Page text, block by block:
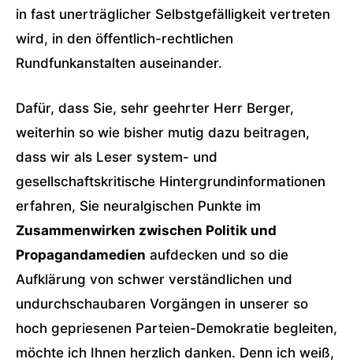
in fast unerträglicher Selbstgefälligkeit vertreten
wird, in den öffentlich-rechtlichen
Rundfunkanstalten auseinander.
Dafür, dass Sie, sehr geehrter Herr Berger,
weiterhin so wie bisher mutig dazu beitragen,
dass wir als Leser system- und
gesellschaftskritische Hintergrundinformationen
erfahren, Sie neuralgischen Punkte im
Zusammenwirken zwischen Politik und
Propagandamedien aufdecken und so die
Aufklärung von schwer verständlichen und
undurchschaubaren Vorgängen in unserer so
hoch gepriesenen Parteien-Demokratie begleiten,
möchte ich Ihnen herzlich danken. Denn ich weiß,